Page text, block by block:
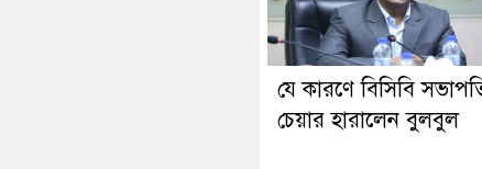
যে কারণে বিসিবি
চেয়ার হারালেন বুলবুল